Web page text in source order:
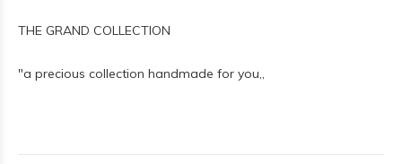
THE GRAND COLLECTION
"a precious collection handmade for you,,